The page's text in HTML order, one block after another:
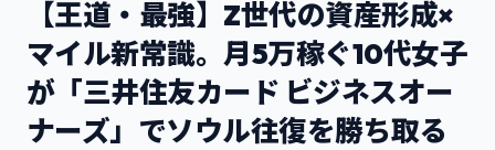
【王道・最強】Z世代の資産形成×
マイル新常識。月5万稼ぐ10代女子
が「三井住友カード ビジネスオー
ナーズ」でソウル往復を勝ち取る